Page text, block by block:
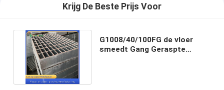
Krijg De Beste Prijs Voor
G1008/40/100FG de vloer
smeedt Gang Geraspte